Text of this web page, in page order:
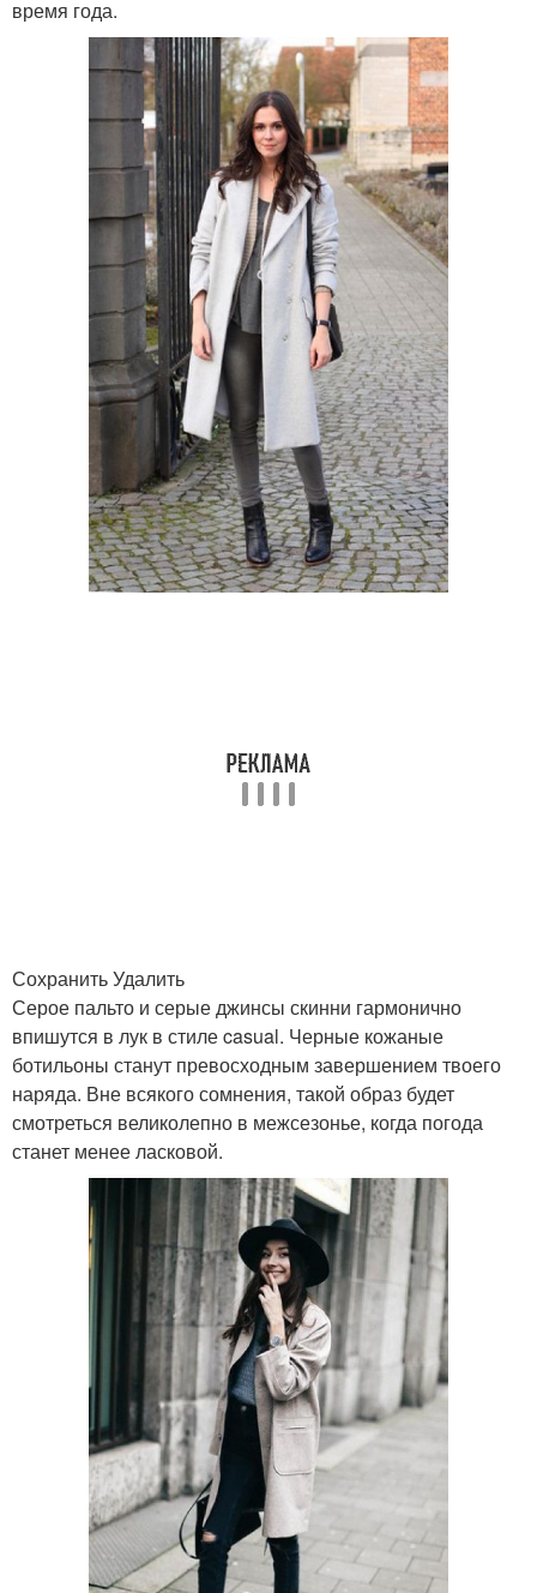
время года.
Сохранить Удалить
Серое пальто и серые джинсы скинни гармонично
впишутся в лук в стиле casual. Черные кожаные
ботильоны станут превосходным завершением твоего
наряда. Вне всякого сомнения, такой образ будет
смотреться великолепно в межсезонье, когда погода
станет менее ласковой.